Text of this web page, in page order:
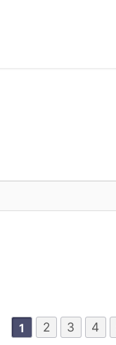
1 2 3 4